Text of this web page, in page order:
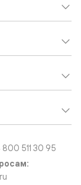
800 511 30 95